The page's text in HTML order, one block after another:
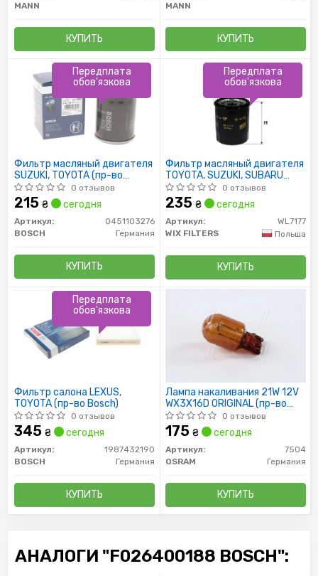
MANN
КУПИТЬ
MANN
КУПИТЬ
Фильтр масляный двигателя
SUZUKI, TOYOTA (пр-во
Bosch)
0 отзывов
215 ₴ сегодня
Артикул:
0451103276
BOSCH
Германия
КУПИТЬ
Передплата
обов'язкова
Фильтр масляный двигателя
TOYOTA, SUZUKI, SUBARU
WL7177/OP621 (пр-во WIX-
Filtron)
0 отзывов
235 ₴ сегодня
Артикул:
WL7177
WIX FILTERS
Польша
КУПИТЬ
Передплата
обов'язкова
Фильтр салона LEXUS,
TOYOTA (пр-во Bosch)
0 отзывов
345 ₴ сегодня
Артикул:
1987432190
BOSCH
Германия
КУПИТЬ
Передплата
обов'язкова
Лампа накаливания 21W 12V
WX3X16D ORIGINAL (пр-во
OSRAM)
0 отзывов
175 ₴ сегодня
Артикул:
7504
OSRAM
Германия
КУПИТЬ
АНАЛОГИ "F026400188 BOSCH":